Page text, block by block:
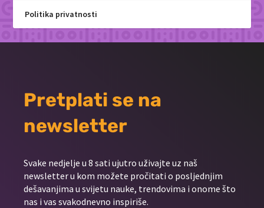
Politika privatnosti
Pretplati se na
newsletter
Svake nedjelje u 8 sati ujutro uživajte uz naš
newsletter u kom možete pročitati o posljednjim
dešavanjima u svijetu nauke, trendovima i onome što
nas i vas svakodnevno inspiriše.